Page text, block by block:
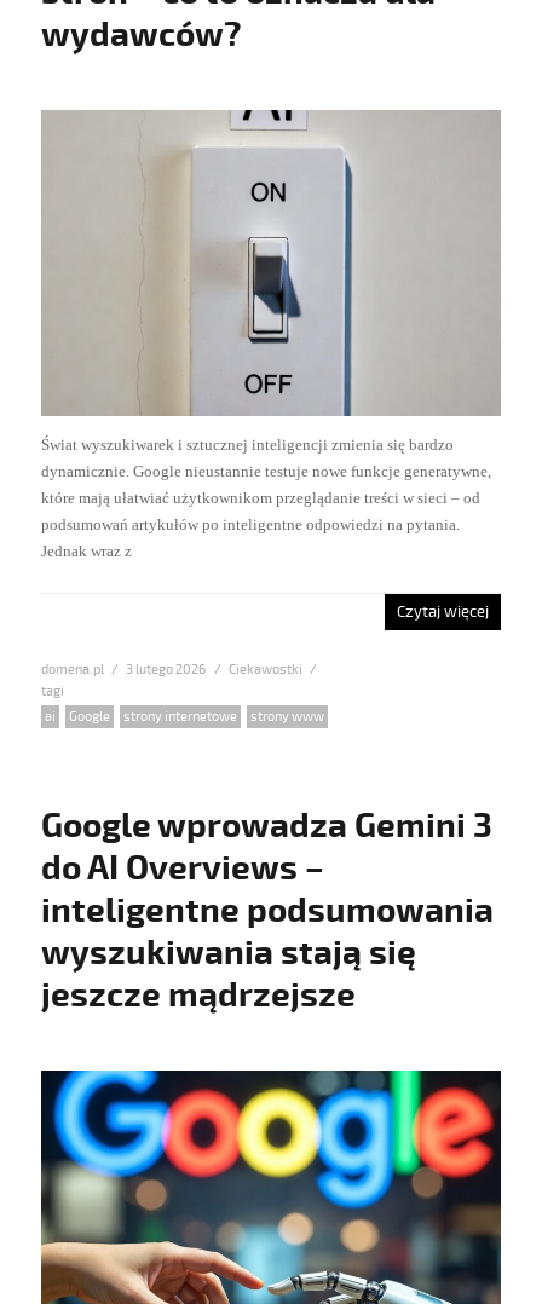
wydawców?
Świat wyszukiwarek i sztucznej inteligencji zmienia się bardzo
dynamicznie. Google nieustannie testuje nowe funkcje generatywne,
które mają ułatwiać użytkownikom przeglądanie treści w sieci – od
podsumowań artykułów po inteligentne odpowiedzi na pytania.
Jednak wraz z
Czytaj więcej
domena.pl
Posted
3 lutego 2026 Categories
Ciekawostki
Tags
ai Google strony internetowe strony www
Google wprowadza Gemini 3
do AI Overviews –
inteligentne podsumowania
wyszukiwania stają się
jeszcze mądrzejsze